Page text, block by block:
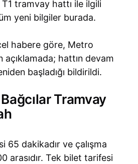
T1 tramvay hattı ile ilgili
yeni bilgiler burada.
habere göre, Metro
açıklamada; hattın devam
başladığı bildirildi.
Tramvay
65 dakikadır ve çalışma
arasıdır. Tek bilet tarifesi